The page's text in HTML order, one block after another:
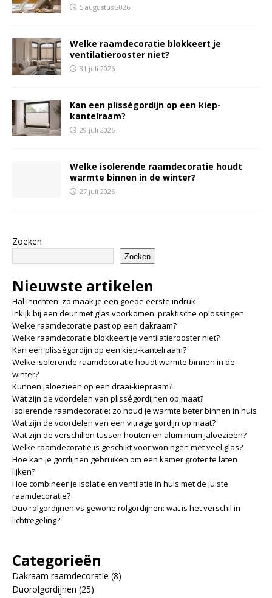
5 augustus 2026
Welke raamdecoratie blokkeert je
ventilatierooster niet?
31 juli 2026
Kan een plisségordijn op een kiep-
kantelraam?
29 juli 2026
Welke isolerende raamdecoratie houdt
warmte binnen in de winter?
27 juli 2026
Zoeken
Zoeken
Nieuwste artikelen
Hal inrichten: zo maak je een goede eerste indruk
Inkijk bij een deur met glas voorkomen: praktische oplossingen
Welke raamdecoratie past op een dakraam?
Welke raamdecoratie blokkeert je ventilatierooster niet?
Kan een plisségordijn op een kiep-kantelraam?
Welke isolerende raamdecoratie houdt warmte binnen in de
winter?
Kunnen jaloezieën op een draai-kiepraam?
Wat zijn de voordelen van plisségordijnen op maat?
Isolerende raamdecoratie: zo houd je warmte beter binnen in huis
Wat zijn de voordelen van een vitrage gordijn op maat?
Wat zijn de verschillen tussen houten en aluminium jaloezieën?
Welke raamdecoratie is geschikt voor woningen met veel glas?
Hoe kan je gordijnen gebruiken om een kamer groter te laten
lijken?
Hoe combineer je isolatie en ventilatie in huis met de juiste
raamdecoratie?
Duo rolgordijnen vs gewone rolgordijnen: wat is het verschil in
lichtregeling?
Categorieën
Dakraam raamdecoratie (8)
Duorolgordijnen (25)